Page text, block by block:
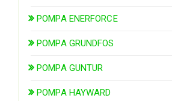
POMPA ENERFORCE
POMPA GRUNDFOS
POMPA GUNTUR
POMPA HAYWARD